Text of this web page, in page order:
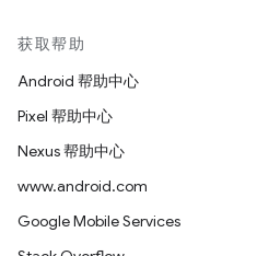
获取帮助
Android 帮助中心
Pixel 帮助中心
Nexus 帮助中心
www.android.com
Google Mobile Services